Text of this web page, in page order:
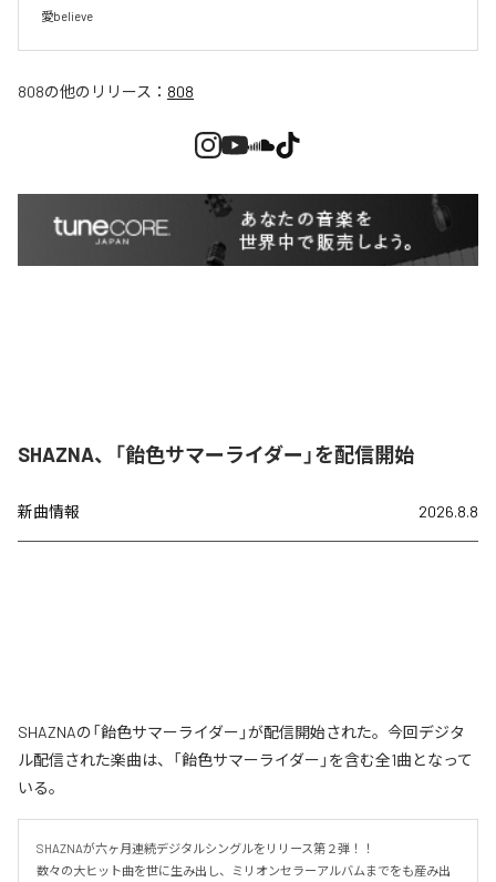
愛believe
808の他のリリース： 808
SHAZNA、「飴色サマーライダー」を配信開始
新曲情報 2026.8.8
SHAZNAの「飴色サマーライダー」が配信開始された。今回デジタ
ル配信された楽曲は、「飴色サマーライダー」を含む全1曲となって
いる。
SHAZNAが六ヶ月連続デジタルシングルをリリース第２弾！！
数々の大ヒット曲を世に生み出し、ミリオンセラーアルバムまでをも産み出